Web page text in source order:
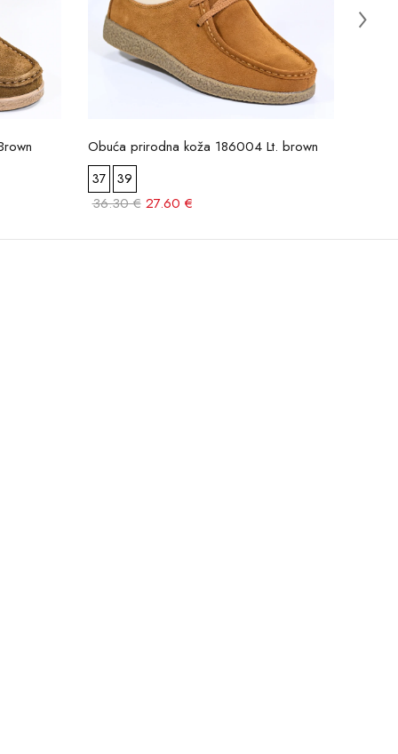
Obuća prirodna koža 186004 Lt. brown
37 39
36.30 € 27.60 €